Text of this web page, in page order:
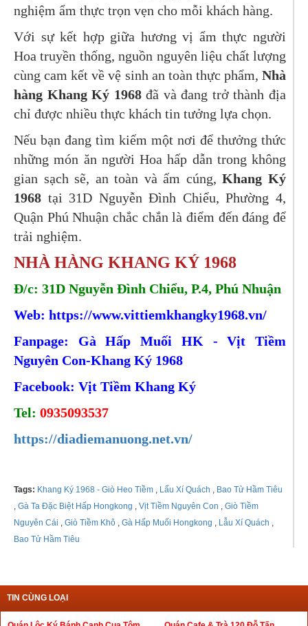
nghiệm ẩm thực trọn vẹn cho mỗi khách hàng.
Với sự kết hợp giữa hương vị ẩm thực người
Hoa truyền thống, nguồn nguyên liệu chất lượng
cùng cam kết về vệ sinh an toàn thực phẩm, Nhà
hàng Khang Ký 1968đã và đang trở thành địa
chỉ được nhiều thực khách tin tưởng lựa chọn.
Nếu bạn đang tìm kiếm một nơi để thưởng thức
những món ăn người Hoa hấp dẫn trong không
gian sạch sẽ, an toàn và ấm cúng,Khang Ký
1968 tại 31D Nguyễn Đình Chiểu, Phường 4,
Quận Phú Nhuận chắc chắn là điểm đến đáng để
trải nghiệm.
NHÀ HÀNG KHANG KÝ 1968
Đ/c: 31D Nguyễn Đình Chiểu, P.4, Phú Nhuận
Web: https://www.vittiemkhangky1968.vn/
Fanpage: Gà Hấp Muối HK - Vịt Tiềm
Nguyên Con-Khang Ký 1968
Facebook: Vịt Tiềm Khang Ký
Tel: 0935093537
https://diadiemanuong.net.vn/
Tags: Khang Ký 1968 - Giò Heo Tiềm , Lẩu Xí Quách , Bao Tử Hầm Tiêu
, Gà Ta Đặc Biệt Hấp Hongkong , Vịt Tiềm Nguyên Con , Giò Tiềm
Nguyên Cái , Giò Tiềm Khô , Gà Hấp Muối Hongkong , Lẫu Xí Quách ,
Bao Tử Hầm Tiêu
TIN CÙNG LOẠI